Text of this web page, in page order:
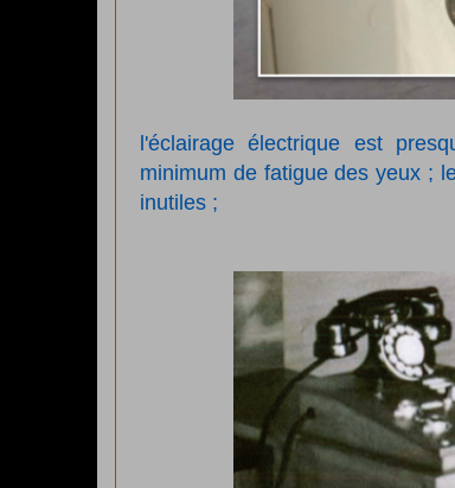
l'éclairage électrique est
minimum de fatigue des yeux ;
inutiles ;